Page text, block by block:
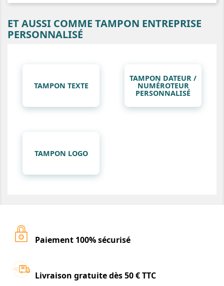
ET AUSSI COMME TAMPON ENTREPRISE
PERSONNALISÉ
TAMPON TEXTE
TAMPON DATEUR /
NUMÉROTEUR
PERSONNALISÉ
TAMPON LOGO
Paiement 100% sécurisé
Livraison gratuite dès 50 € TTC